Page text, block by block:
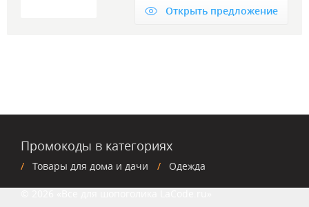
Открыть предложение
Промокоды в категориях
Товары для дома и дачи Одежда